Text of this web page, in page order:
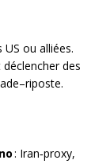
ou alliées.
des
: Iran‑proxy,